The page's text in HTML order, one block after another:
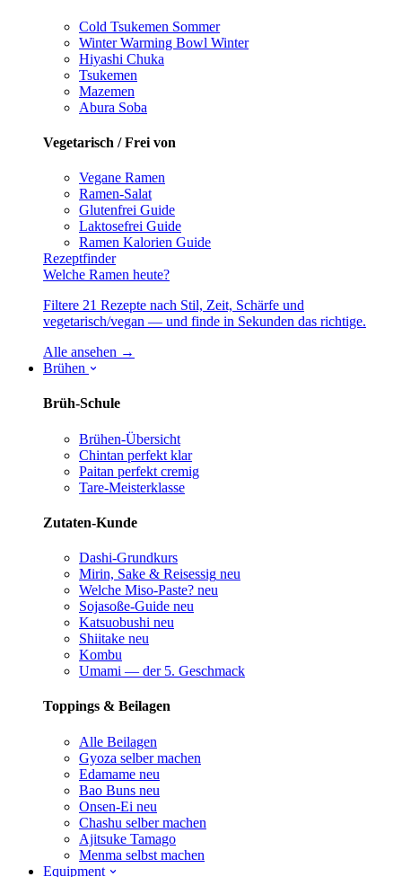
Cold Tsukemen Sommer
Winter Warming Bowl Winter
Hiyashi Chuka
Tsukemen
Mazemen
Abura Soba
Vegetarisch / Frei von
Vegane Ramen
Ramen-Salat
Glutenfrei Guide
Laktosefrei Guide
Ramen Kalorien Guide
Rezeptfinder
Welche Ramen heute?
Filtere 21 Rezepte nach Stil, Zeit, Schärfe und
vegetarisch/vegan — und finde in Sekunden das richtige.
Alle ansehen →
Brühen
Brüh-Schule
Brühen-Übersicht
Chintan perfekt klar
Paitan perfekt cremig
Tare-Meisterklasse
Zutaten-Kunde
Dashi-Grundkurs
Mirin, Sake & Reisessig neu
Welche Miso-Paste? neu
Sojasoße-Guide neu
Katsuobushi neu
Shiitake neu
Kombu
Umami — der 5. Geschmack
Toppings & Beilagen
Alle Beilagen
Gyoza selber machen
Edamame neu
Bao Buns neu
Onsen-Ei neu
Chashu selber machen
Ajitsuke Tamago
Menma selbst machen
Equipment